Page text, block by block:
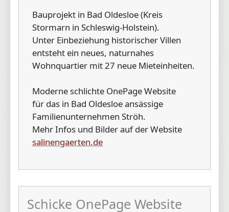
Bauprojekt in Bad Oldesloe (Kreis
Stormarn in Schleswig-Holstein).
Unter Einbeziehung historischer Villen
entsteht ein neues, naturnahes
Wohnquartier mit 27 neue Mieteinheiten.
Moderne schlichte OnePage Website
für das in Bad Oldesloe ansässige
Familienunternehmen Ströh.
Mehr Infos und Bilder auf der Website
salinengaerten.de
Schicke OnePage Website